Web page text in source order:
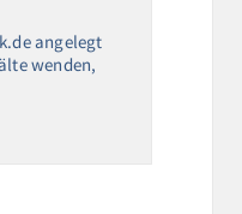
angelegt
wenden,